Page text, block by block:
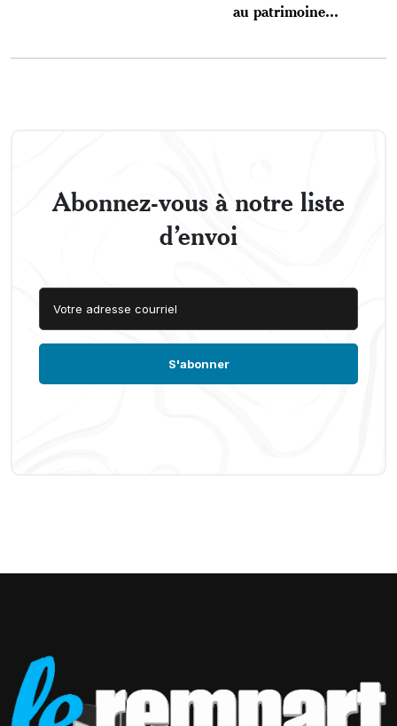
au patrimoine...
Abonnez-vous à notre liste
d’envoi